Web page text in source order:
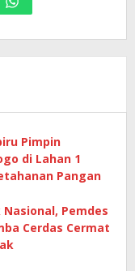
Pimpin
di Lahan 1
Pangan
Pemdes
Cerdas Cermat